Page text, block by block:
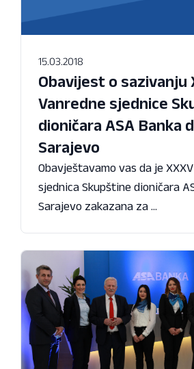
15.03.2018
Obavijest o sazivanju
Vanredne sjednice
dioničara ASA Banka
Sarajevo
Obavještavamo vas da je
sjednica Skupštine dioničara
Sarajevo zakazana za ...